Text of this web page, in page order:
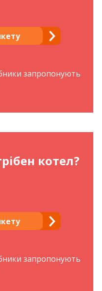
запропонують
котел?
запропонують